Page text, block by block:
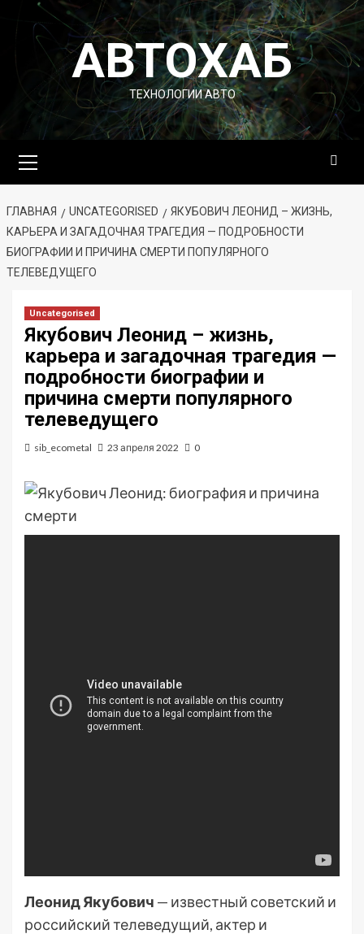
Перейти
содержимомуАВТОХАБ
ТЕХНОЛОГИИ АВТО
меню
ГЛАВНАЯ UNCATEGORISED
ЯКУБОВИЧ ЛЕОНИД – ЖИЗНЬ,
КАРЬЕРА И ЗАГАДОЧНАЯ ТРАГЕДИЯ — ПОДРОБНОСТИ
БИОГРАФИИ И ПРИЧИНА СМЕРТИ ПОПУЛЯРНОГО
ТЕЛЕВЕДУЩЕГО
Uncategorised
Якубович Леонид – жизнь,
карьера и загадочная трагедия —
подробности биографии и
причина смерти популярного
телеведущего
sib_ecometal 23 апреля 2022 0
Леонид Якубович — известный советский и
российский телеведущий, актер и